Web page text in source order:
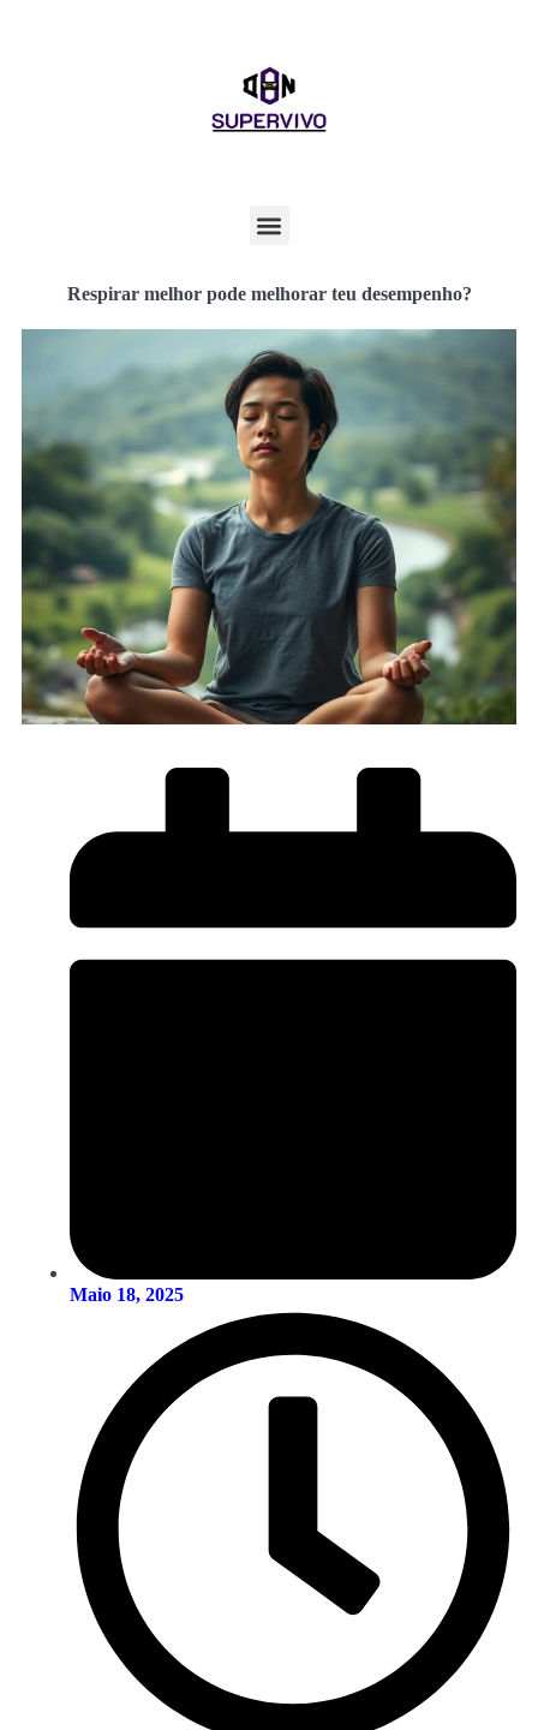
Respirar melhor pode melhorar teu desempenho?
Maio 18, 2025